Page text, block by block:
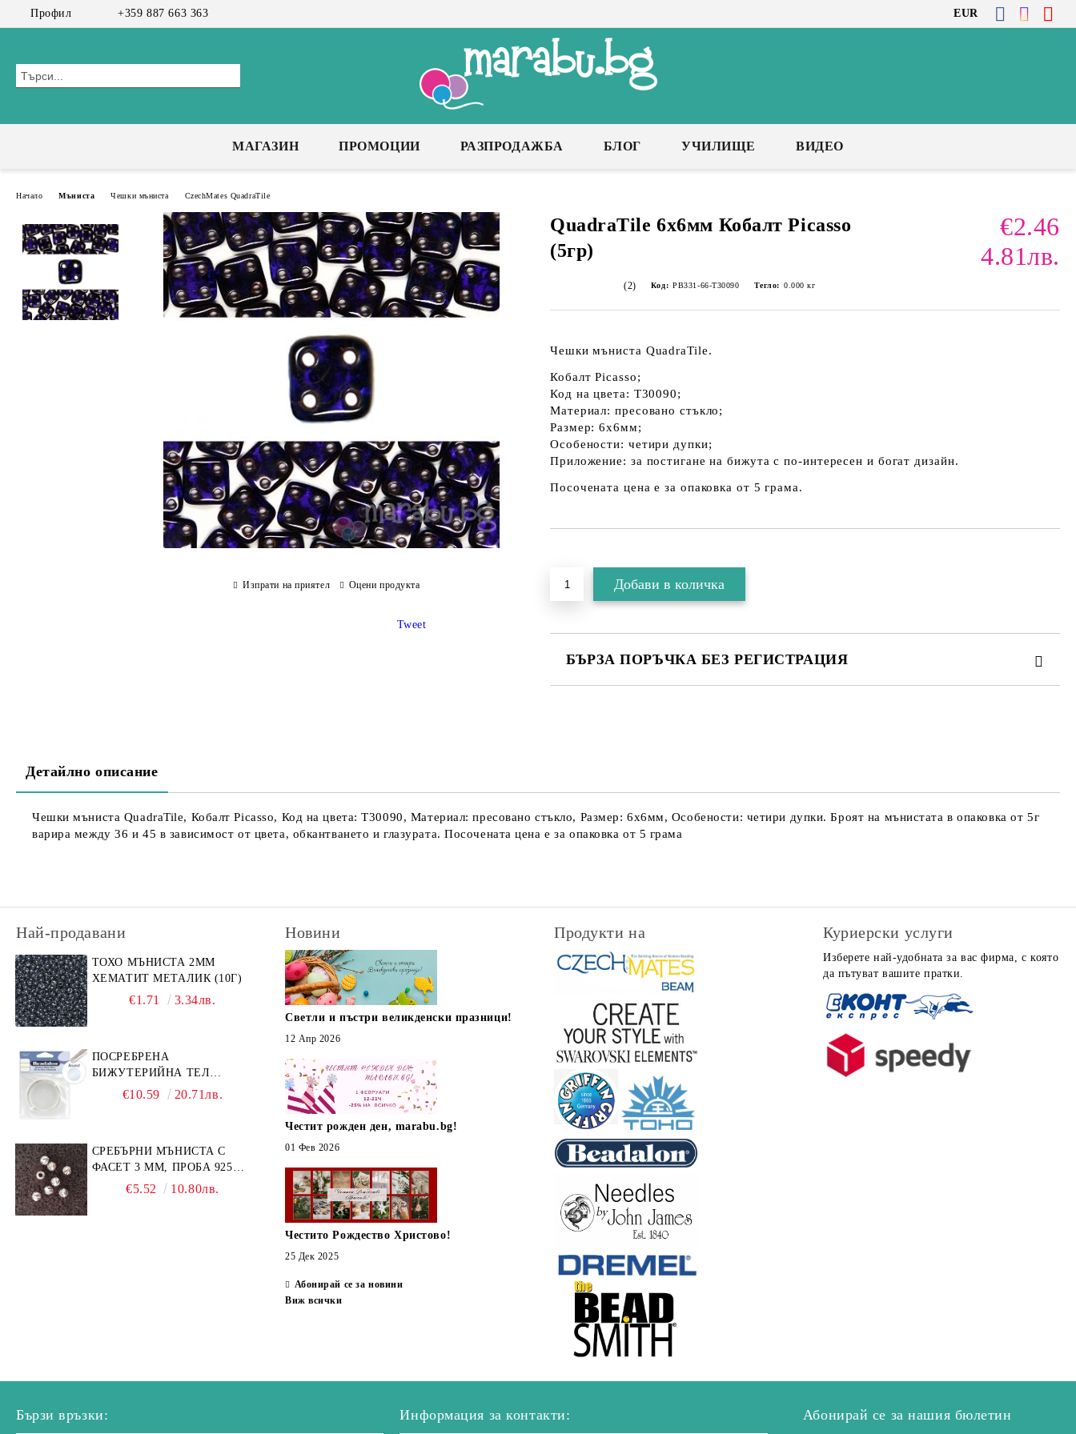
Профил +359 887 663 363 EUR
МАГАЗИН ПРОМОЦИИ РАЗПРОДАЖБА БЛОГ УЧИЛИЩЕ ВИДЕО
Начало Мъниста Чешки мъниста CzechMates QuadraTile
QuadraTile 6x6мм Кобалт Picasso
(5гр)
€2.46
4.81лв.
(2) Код: PB331-66-T30090 Тегло: 0.000 кг
Чешки мъниста QuadraTile.
Кобалт Picasso;
Код на цвета: T30090;
Материал: пресовано стъкло;
Размер: 6х6мм;
Особености: четири дупки;
Приложение: за постигане на бижута с по-интересен и богат дизайн.
Посочената цена е за опаковка от 5 грама.
БЪРЗА ПОРЪЧКА БЕЗ РЕГИСТРАЦИЯ
Изпрати на приятел Оцени продукта
Tweet
Детайлно описание
Чешки мъниста QuadraTile, Кобалт Picasso, Код на цвета: T30090, Материал: пресовано стъкло, Размер: 6х6мм, Особености: четири дупки. Броят на мънистата в опаковка от 5г
варира между 36 и 45 в зависимост от цвета, обкантването и глазурата. Посочената цена е за опаковка от 5 грама
Най-продавани
ТОХО МЪНИСТА 2ММ
ХЕМАТИТ МЕТАЛИК (10Г)
€1.71 3.34лв.
ПОСРЕБРЕНА
БИЖУТЕРИЙНА ТЕЛ
GERMAN STYLE 20G (1БР)
€10.59 20.71лв.
СРЕБЪРНИ МЪНИСТА С
ФАСЕТ 3 ММ, ПРОБА 925
(10БР)€5.52 10.80лв.
Новини
Светли и пъстри великденски празници!
12 Апр 2026
Честит рожден ден, marabu.bg!
01 Фев 2026
Честито Рождество Христово!
25 Дек 2025
Абонирай се за новини
Виж всички
Продукти на Куриерски услуги
Изберете най-удобната за вас фирма, с която
да пътуват вашите пратки.
Бързи връзки: Информация за контакти: Абонирай се за нашия бюлетин